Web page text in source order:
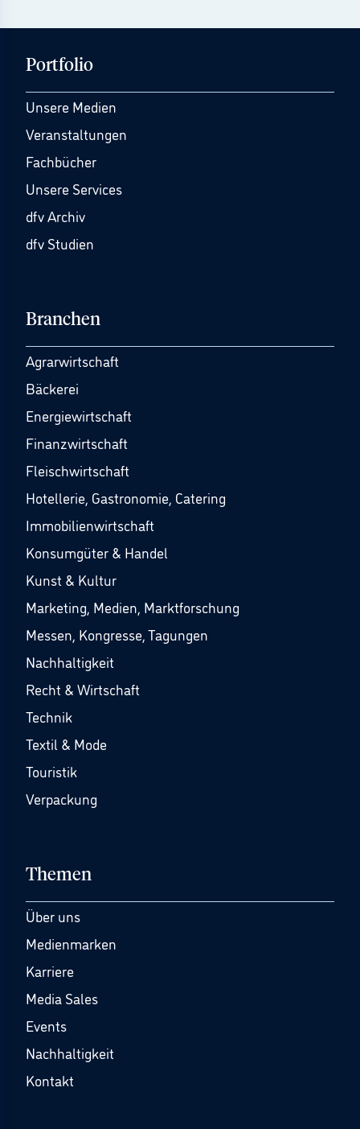
Portfolio
Unsere Medien
Veranstaltungen
Fachbücher
Unsere Services
dfv Archiv
dfv Studien
Branchen
Agrarwirtschaft
Bäckerei
Energiewirtschaft
Finanzwirtschaft
Fleischwirtschaft
Hotellerie, Gastronomie, Catering
Immobilienwirtschaft
Konsumgüter & Handel
Kunst & Kultur
Marketing, Medien, Marktforschung
Messen, Kongresse, Tagungen
Nachhaltigkeit
Recht & Wirtschaft
Technik
Textil & Mode
Touristik
Verpackung
Themen
Über uns
Medienmarken
Karriere
Media Sales
Events
Nachhaltigkeit
Kontakt